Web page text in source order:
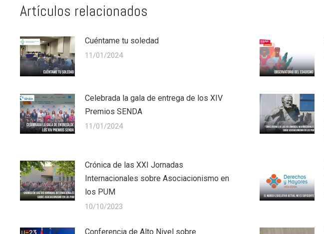
Artículos relacionados
Cuéntame tu soledad
11/01/2024
Celebrada la gala de entrega de los XIV
Premios SENDA
11/01/2024
Crónica de las XXI Jornadas
Internacionales sobre Asociacionismo en
los PUM
10/10/2023
Conferencia de Alto Nivel sobre